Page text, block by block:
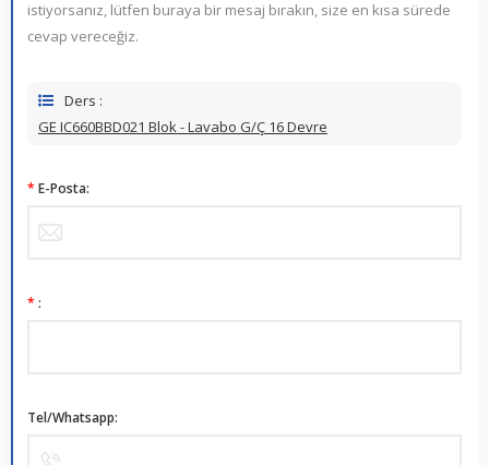
istiyorsanız, lütfen buraya bir mesaj bırakın, size en kısa sürede
cevap vereceğiz.
Ders :
GE IC660BBD021 Blok - Lavabo G/Ç 16 Devre
* E-Posta:
* :
Tel/Whatsapp: